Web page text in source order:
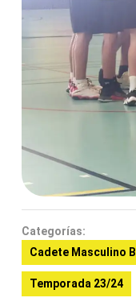
Categorías:
Cadete Masculino B
Temporada 23/24